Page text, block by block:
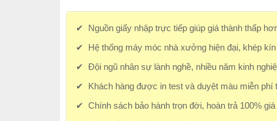
✔ Nguồn giấy nhập trực tiếp giúp giá thành thấp
✔ Hệ thống máy móc nhà xưởng hiện đại, khép
✔ Đội ngũ nhân sự lành nghề, nhiều năm kinh
✔ Khách hàng được in test và duyệt màu miễn
✔ Chính sách bảo hành trọn đời, hoàn trả 100%